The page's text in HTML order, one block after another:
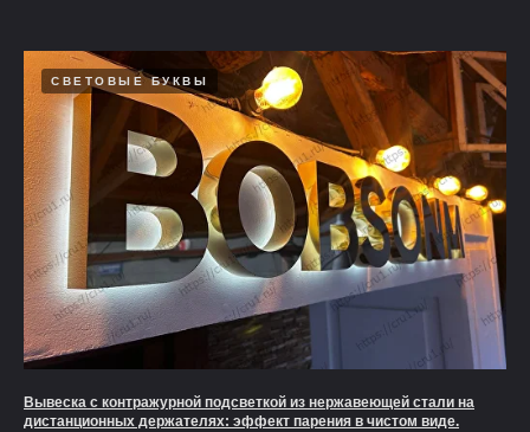
СВЕТОВЫЕ БУКВЫ
Вывеска с контражурной подсветкой из нержавеющей стали на
дистанционных держателях: эффект парения в чистом виде.